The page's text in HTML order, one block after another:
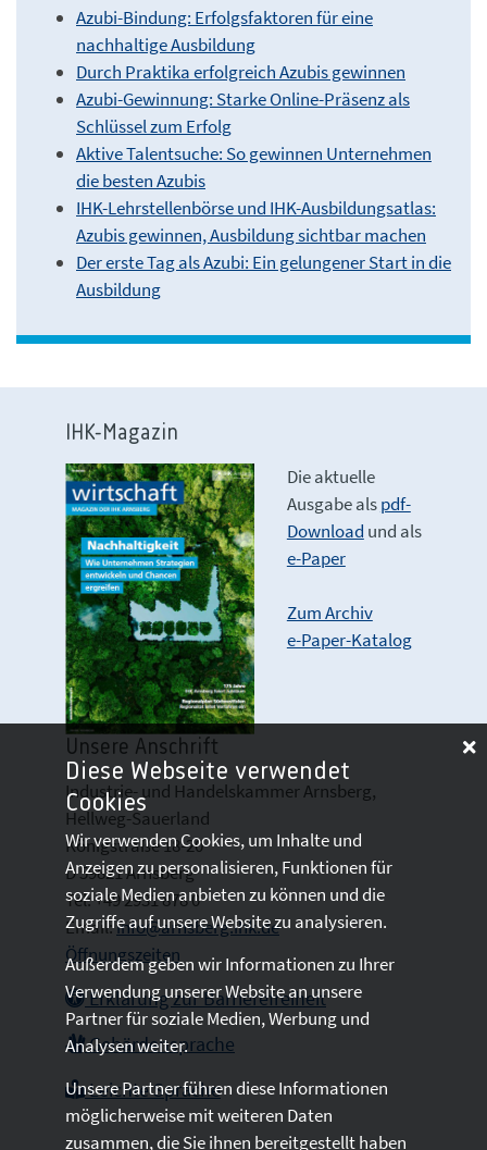
Azubi-Bindung: Erfolgsfaktoren für eine
nachhaltige Ausbildung
Durch Praktika erfolgreich Azubis gewinnen
Azubi-Gewinnung: Starke Online-Präsenz als
Schlüssel zum Erfolg
Aktive Talentsuche: So gewinnen Unternehmen
die besten Azubis
IHK-Lehrstellenbörse und IHK-Ausbildungsatlas:
Azubis gewinnen, Ausbildung sichtbar machen
Der erste Tag als Azubi: Ein gelungener Start in die
Ausbildung
IHK-Magazin
Die aktuelle
Ausgabe alspdf-
Download und als
e-Paper
Zum Archiv
e-Paper-Katalog
Unsere Anschrift
Industrie- und Handelskammer Arnsberg,
Hellweg-Sauerland
Königstraße 18-20
D 59821 Arnsberg
Tel: +49 2931 878 0
Email:info@arnsberg.ihk.de
Öffnungszeiten
Erklärung zur Barrierefreiheit
Gebärdensprache
Leichte Sprache
Diese Webseite verwendet
Cookies
Wir verwenden Cookies, um Inhalte und
Anzeigen zu personalisieren, Funktionen für
soziale Medien anbieten zu können und die
Zugriffe auf unsere Website zu analysieren.
Außerdem geben wir Informationen zu Ihrer
Verwendung unserer Website an unsere
Partner für soziale Medien, Werbung und
Analysen weiter.
Unsere Partner führen diese Informationen
möglicherweise mit weiteren Daten
zusammen, die Sie ihnen bereitgestellt haben